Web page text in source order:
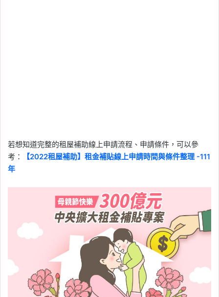
若想知道完整的租屋補助線上申請流程、申請條件，可以參
考：
【2022租屋補助】租金補貼線上申請時間與條件整理 -111
年